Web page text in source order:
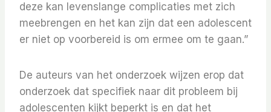
deze kan levenslange complicaties met zich
meebrengen en het kan zijn dat een adolescent
er niet op voorbereid is om ermee om te gaan.”
De auteurs van het onderzoek wijzen erop dat
onderzoek dat specifiek naar dit probleem bij
adolescenten kijkt beperkt is en dat het